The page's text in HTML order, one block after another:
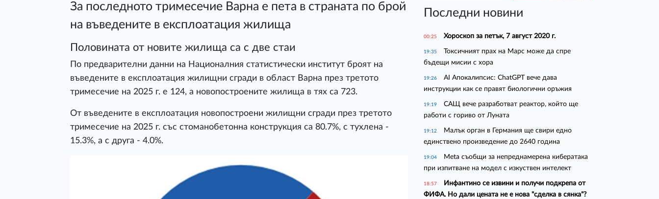
За последното тримесечие Варна е пета в страната по брой
на въведените в експлоатация жилища
Половината от новите жилища са с две стаи
По предварителни данни на Националния статистически институт броят на
въведените в експлоатация жилищни сгради в област Варна през третото
тримесечие на 2025 г. е 124, а новопостроените жилища в тях са 723.
От въведените в експлоатация новопостроени жилищни сгради през третото
тримесечие на 2025 г. със стоманобетонна конструкция са 80.7%, с тухлена -
15.3%, а с друга - 4.0%.
Последни новини
00:25 Хороскоп за петък, 7 август 2020 г.
19:35
Токсичният прах на Марс може да спре
бъдещи мисии с хора
19:26
AI Апокалипсис: ChatGPT вече дава
инструкции как се правят биологични оръжия
19:19
САЩ вече разработват реактор, който ще
работи с гориво от Луната
19:12
Малък орган в Германия ще свири едно
единствено произведение до 2640 година
19:04
Meta съобщи за непреднамерена кибератака
при изпитване на модел с изкуствен интелект
18:57
Инфантино се извини и получи подкрепа от
ФИФА. Но дали цената не е нова "сделка в сянка"?